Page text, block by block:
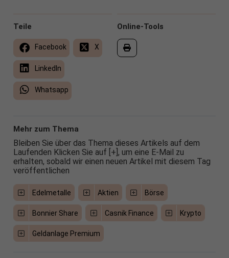
Online-Tools
Teile
Facebook X
LinkedIn
Whatsapp
Mehr zum Thema
Bleiben Sie über das Thema dieses Artikels auf dem
Laufenden Klicken Sie auf [+], um eine E-Mail zu
erhalten, sobald wir einen neuen Artikel mit diesem Tag
veröffentlichen
Edelmetalle Aktien Börse
Bonnier Share Casnik Finance Krypto
Geldanlage Premium